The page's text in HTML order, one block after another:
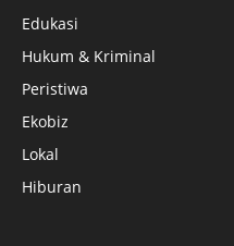
Edukasi
Hukum & Kriminal
Peristiwa
Ekobiz
Lokal
Hiburan